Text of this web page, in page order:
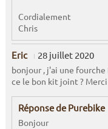
Cordialement
Chris
Eric 28 juillet 2020
bonjour , j'ai une
ce le bon kit joint ?
Réponse de Purebike
Bonjour